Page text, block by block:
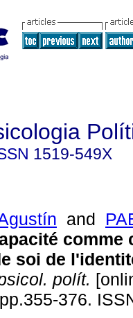
1519-549X
and
comme
soi de
polít.
376.